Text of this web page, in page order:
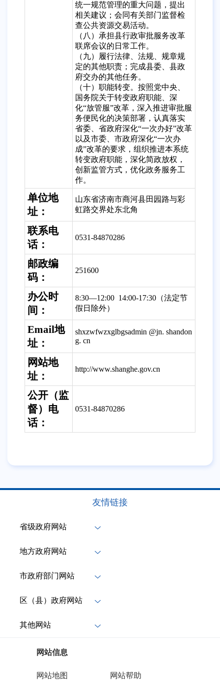
统一规范管理的重大问题，提出
相关建议；会同有关部门监督检
查公共资源交易活动。
（八）承担县行政审批服务改革
联席会议的日常工作。
（九）履行法律、法规、规章规
定的其他职责；完成县委、县政
府交办的其他任务。
（十）职能转变。按照党中央、
国务院关于转变政府职能、深
化“放管服”改革，深入推进审批服
务便民化的决策部署，认真落实
省委、省政府深化“一次办好”改革
以及市委、市政府深化“一次办
成”改革的要求，组织推进本系统
转变政府职能，深化简政放权，
创新监管方式，优化政务服务工
作。
单位地
址：
山东省济南市商河县田园路与彩
虹路交界处东北角
联系电
话：
0531-84870286
邮政编
码：
251600
办公时
间：
8:30—12:00 14:00-17:30（法定节
假日除外）
Email地
址：
shxzwfwzxglbgsadmin @jn. shandon
g. cn
网站地
址：
http://www.shanghe.gov.cn
公开（监
督）电
话：
0531-84870286
友情链接
省级政府网站
地方政府网站
市政府部门网站
区（县）政府网站
其他网站
网站信息
网站地图 网站帮助